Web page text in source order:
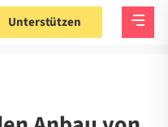
Unterstützen